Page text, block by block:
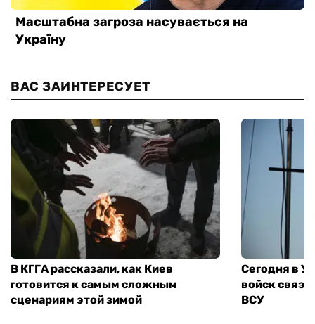
ВАС ЗАИНТЕРЕСУЕТ
В КГГА рассказали, как Киев
готовится к самым сложным
сценариям этой зимой
Сегодня в
войск
ВСУ